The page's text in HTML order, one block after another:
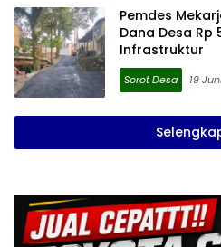
Pemdes
Dana Desa Rp
Infrastruktur
Sorot Desa 19